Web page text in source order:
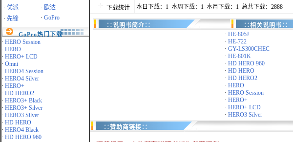
· 优派 · 欧达
· 先锋 · GoPro
GoPro热门下载
· HERO Session
· HERO
· HERO+ LCD
· Omni
· HERO4 Session
· HERO4 Silver
· HERO+
· HD HERO2
· HERO3+ Black
· HERO3+ Silver
· HERO3 Silver
· HD HERO
· HERO4 Black
· HD HERO 960
下载统计 本日下载：1 本周下载：1 本月下载：1 总共下载：2888
∷说明书简介∷
∷相关说明书∷
· HE-805J
· HE-722
· GY-LS300CHEC
· HE-801K
· HD HERO 960
· HD HERO
· HD HERO2
· HERO
· HERO Session
· HERO+
· HERO+ LCD
· HERO3 Silver
∷赞助商链接∷